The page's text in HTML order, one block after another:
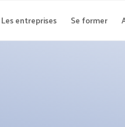
Les entreprises Se former